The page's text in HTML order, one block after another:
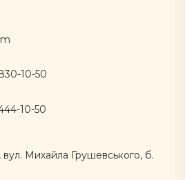
10-50
10-50
вул. Михайла Грушевського, б.